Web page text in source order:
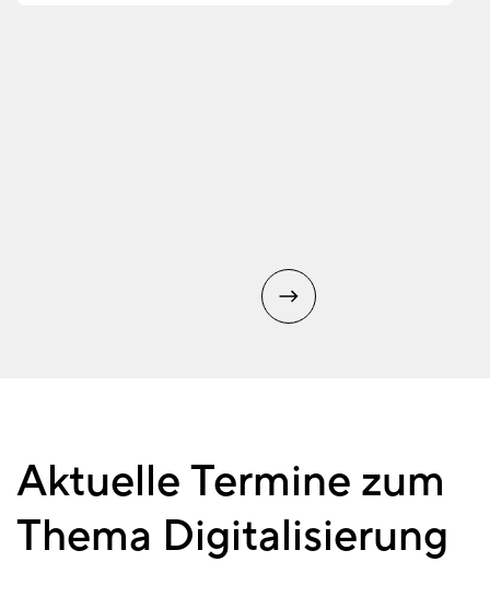
Aktuelle Termine zum
Thema Digitalisierung